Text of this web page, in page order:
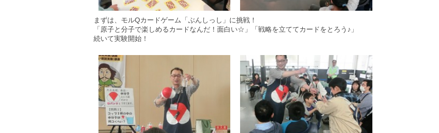
まずは、モルQカードゲーム「ぶんしっし」に挑戦！
「原子と分子で楽しめるカードなんだ！面白い☆」「戦略を立ててカードをとろう♪」
続いて実験開始！